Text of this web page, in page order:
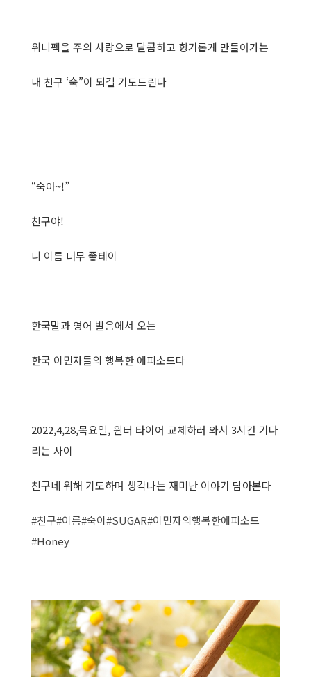
위니펙을 주의 사랑으로 달콤하고 향기롭게 만들어가는
내 친구 ‘숙”이 되길 기도드린다
“숙아~!”
친구야!
니 이름 너무 좋테이
한국말과 영어 발음에서 오는
한국 이민자들의 행복한 에피소드다
2022,4,28,목요일, 윈터 타이어 교체하러 와서 3시간 기다
리는 사이
친구네 위해 기도하며 생각나는 재미난 이야기 담아본다
#친구#이름#숙이#SUGAR#이민자의행복한에피소드
#Honey